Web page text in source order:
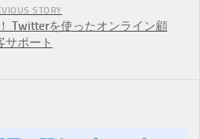
STORY
Twitterを使ったオンライン顧
サポート